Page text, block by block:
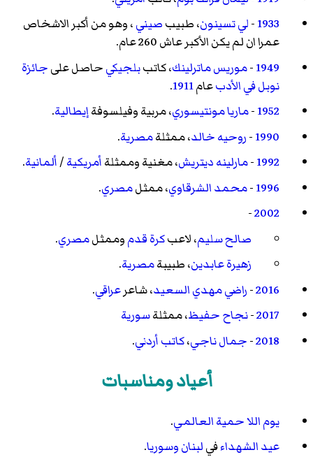
1933
-لي تسينون، طبيبصيني، وهو من أكبر الاشخاص
عمرا ان لم يكن الأكبر عاش 260 عام.
1949
-موريس ماترلينك، كاتببلجيكيحاصل علىجائزة
نوبل في الأدبعام1911
.
1952
-ماريا مونتيسوري، مربية وفيلسوفةإيطالية.
1990
-روحيه خالد، ممثلةمصرية.
1992
-مارلينه ديتريش، مغنية وممثلةأمريكية/ألمانية.
1996
-محمد الشرقاوي، ممثلمصري.
2002
-
صالح سليم، لاعبكرة قدموممثلمصري.
زهيرة عابدين، طبيبةمصرية.
2016
-راضي مهدي السعيد، شاعرعراقي.
2017
-نجاح حفيظ، ممثلةسورية
2018
-جمال ناجي،كاتبأردني.
أعياد ومناسبات
يوم اللا حمية العالمي.
عيد الشهداءفيلبنانوسوريا.